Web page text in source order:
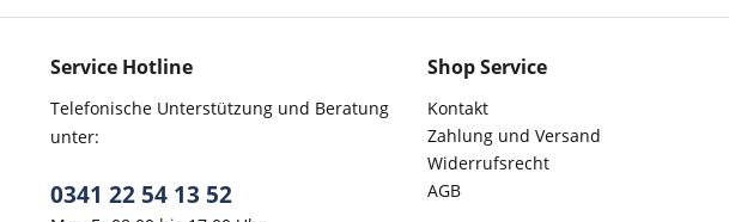
Service Hotline
Telefonische Unterstützung und Beratung
unter:
0341 22 54 13 52
Shop Service
Kontakt
Zahlung und Versand
Widerrufsrecht
AGB